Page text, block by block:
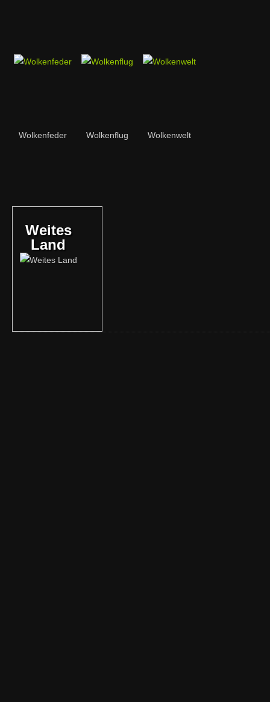
Wolkenfeder Wolkenflug Wolkenwelt
Weites
Land